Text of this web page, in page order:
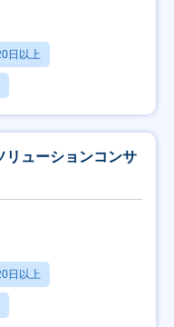
日以上
リューションコンサ
日以上